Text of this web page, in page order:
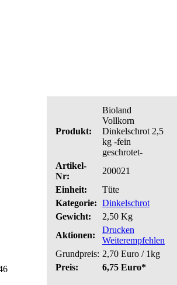
Produkt:
Bioland
Vollkorn
Dinkelschrot 2,5
kg -fein
geschrotet-
Artikel-
Nr:
200021
Einheit:
Tüte
Kategorie: Dinkelschrot
Gewicht:
2,50 Kg
Aktionen:
Drucken
Weiterempfehlen
Grundpreis: 2,70 Euro / 1kg
Preis:
6,75 Euro*